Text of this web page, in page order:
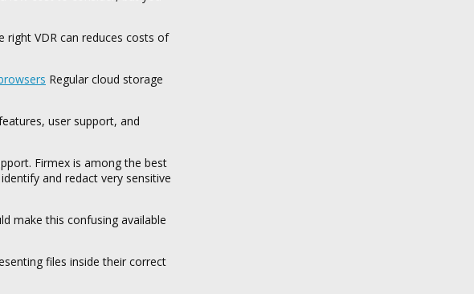
right VDR can reduces costs of
Regular cloud storage
user support, and
Firmex is among the best
and redact very sensitive
make this confusing available
files inside their correct